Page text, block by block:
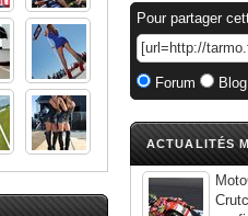
Pour partager
Forum
ACTUALITÉS